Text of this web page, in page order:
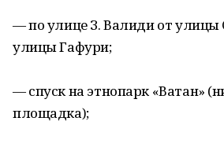
— по улице З. Валиди от улицы
улицы Гафури;
— спуск на этнопарк «Ватан»
площадка);